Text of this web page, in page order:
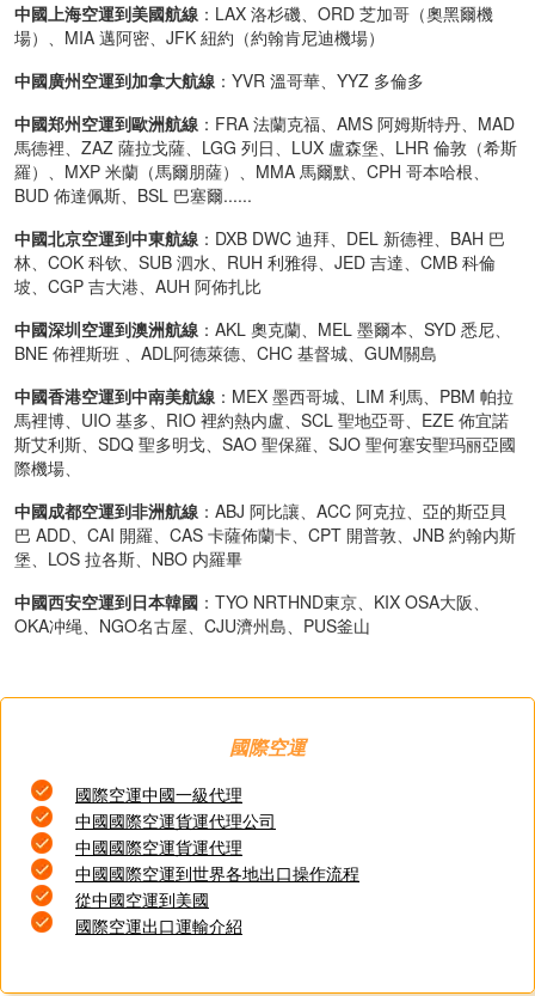
中國上海空運到美國航線 ：LAX 洛杉磯、ORD 芝加哥（奧黑爾機
場）、MIA 邁阿密、JFK 紐約（約翰肯尼迪機場）
中國廣州空運到加拿大航線 ：YVR 溫哥華、YYZ 多倫多
中國郑州空運到歐洲航線 ：FRA 法蘭克福、AMS 阿姆斯特丹、MAD
馬德裡、ZAZ 薩拉戈薩、LGG 列日、LUX 盧森堡、LHR 倫敦（希斯
羅）、MXP 米蘭（馬爾朋薩）、MMA 馬爾默、CPH 哥本哈根、
BUD 佈達佩斯、BSL 巴塞爾......
中國北京空運到中東航線 ：DXB DWC 迪拜、DEL 新德裡、BAH 巴
林、COK 科钦、SUB 泗水、RUH 利雅得、JED 吉達、CMB 科倫
坡、CGP 吉大港、AUH 阿佈扎比
中國深圳空運到澳洲航線 ：AKL 奧克蘭、MEL 墨爾本、SYD 悉尼、
BNE 佈裡斯班 、ADL阿德萊德、CHC 基督城、GUM關島
中國香港空運到中南美航線 ：MEX 墨西哥城、LIM 利馬、PBM 帕拉
馬裡博、UIO 基多、RIO 裡約熱内盧、SCL 聖地亞哥、EZE 佈宜諾
斯艾利斯、SDQ 聖多明戈、SAO 聖保羅、SJO 聖何塞安聖玛丽亞國
際機場、
中國成都空運到非洲航線 ：ABJ 阿比讓、ACC 阿克拉、亞的斯亞貝
巴 ADD、CAI 開羅、CAS 卡薩佈蘭卡、CPT 開普敦、JNB 約翰内斯
堡、LOS 拉各斯、NBO 内羅畢
中國西安空運到日本韓國 ：TYO NRTHND東京、KIX OSA大阪、
OKA冲绳、NGO名古屋、CJU濟州島、PUS釜山
國際空運
國際空運中國一級代理
中國國際空運貨運代理公司
中國國際空運貨運代理
中國國際空運到世界各地出口操作流程
從中國空運到美國
國際空運出口運輸介紹